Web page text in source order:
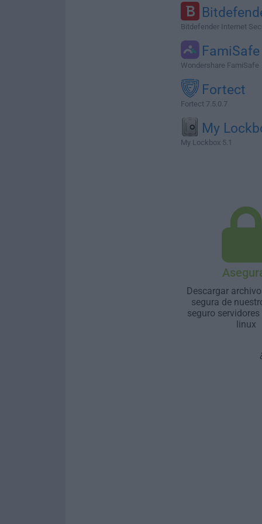
Bitdefender Internet
FamiSafe
Wondershare FamiSafe
Fortect
Fortect 7.5.0.7
My
My Lockbox 5.1
Descargar
segura de
seguro
linux